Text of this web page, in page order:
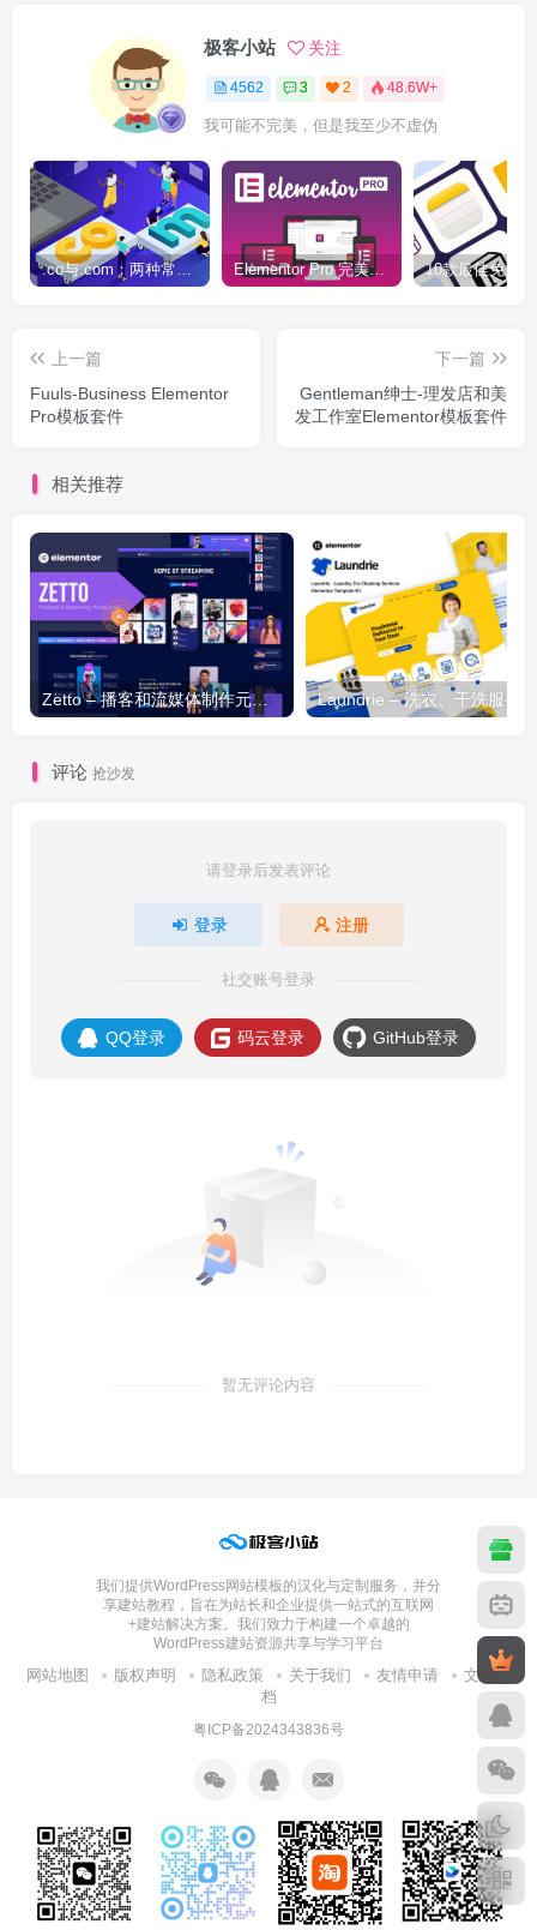
极客小站 关注
4562 3 2 48.6W+
我可能不完美，但是我至少不虚伪
.co与.com：两种常用域名后缀名完全指南 Elementor Pro 完美汉化中文版（含全套模板）|可视化编辑页面自定义设计WordPress插件
上一篇
Fuuls-Business Elementor
Pro模板套件
下一篇
Gentleman绅士-理发店和美
发工作室Elementor模板套件
相关推荐
Zetto – 播客和流媒体制作元素模板套件
评论 抢沙发
请登录后发表评论
登录 注册
社交账号登录
QQ登录 码云登录 GitHub登录
暂无评论内容
我们提供WordPress网站模板的汉化与定制服务，并分
享建站教程，旨在为站长和企业提供一站式的互联网
+建站解决方案。我们致力于构建一个卓越的
WordPress建站资源共享与学习平台
网站地图 版权声明 隐私政策 关于我们 友情申请
文章归
档
粤ICP备2024343836号